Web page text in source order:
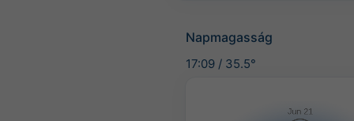
Napmagasság
17:09 / 35.5°